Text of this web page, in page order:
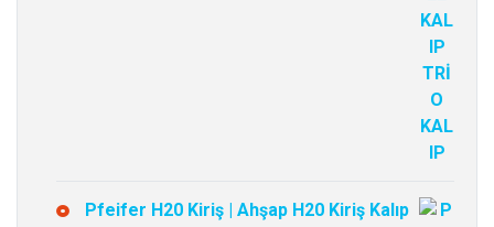
Pfeifer H20 Kiriş | Ahşap H20 Kiriş Kalıp